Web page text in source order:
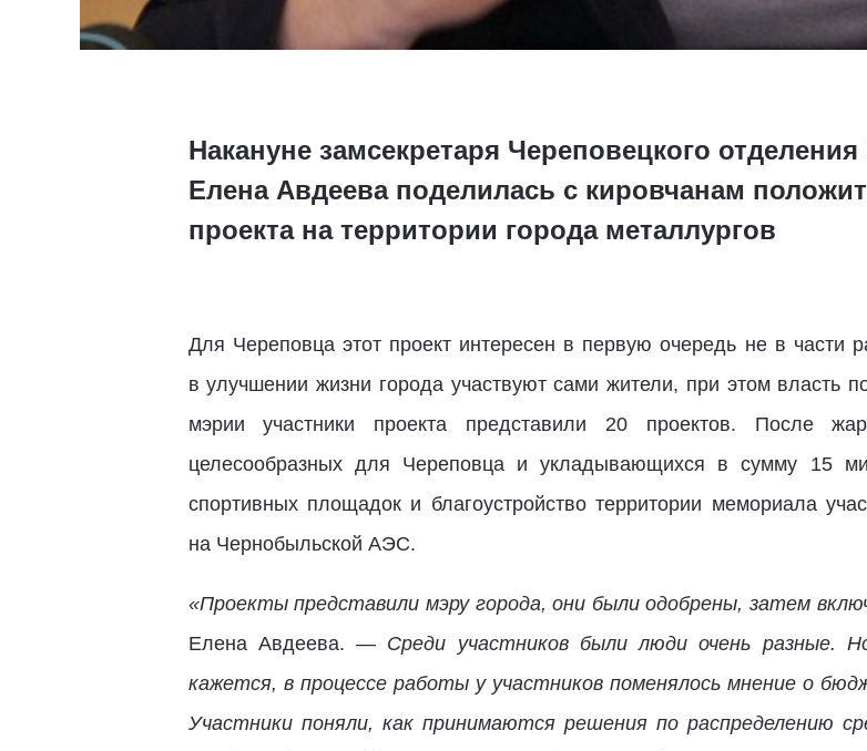
Накануне замсекретаря Череповецкого
Елена Авдеева поделилась с кировчанам
проекта на территории города металлургов
Для Череповца этот проект интересен в первую очередь не в части
в улучшении жизни города участвуют сами жители, при этом власть
мэрии участники проекта представили 20 проектов. После
целесообразных для Череповца и укладывающихся в сумму 15
спортивных площадок и благоустройство территории мемориала
на Чернобыльской АЭС.
«Проекты представили мэру города, они были одобрены, затем
Елена Авдеева. — Среди участников были люди очень разные.
кажется, в процессе работы у участников поменялось мнение о
Участники поняли, как принимаются решения по распределению